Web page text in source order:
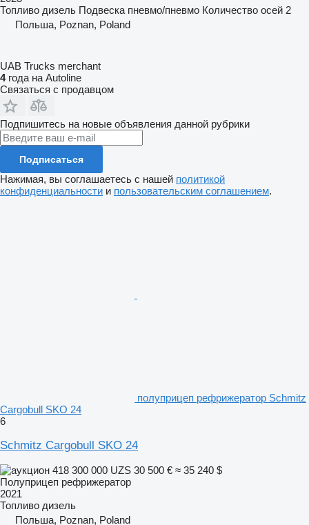
Топливо дизель Подвеска пневмо/пневмо Количество осей 2
Польша, Poznan, Poland
UAB Trucks merchant
4года на Autoline
Связаться с продавцом
Подпишитесь на новые объявления данной рубрики
Подписаться
Нажимая, вы соглашаетесь с нашей политикой
конфиденциальности и пользовательским соглашением.
полуприцеп рефрижератор Schmitz
Cargobull SKO 24
6
Schmitz Cargobull SKO 24
418 300 000 UZS 30 500 € ≈ 35 240 $
Полуприцеп рефрижератор
2021
Топливо дизель
Польша, Poznan, Poland